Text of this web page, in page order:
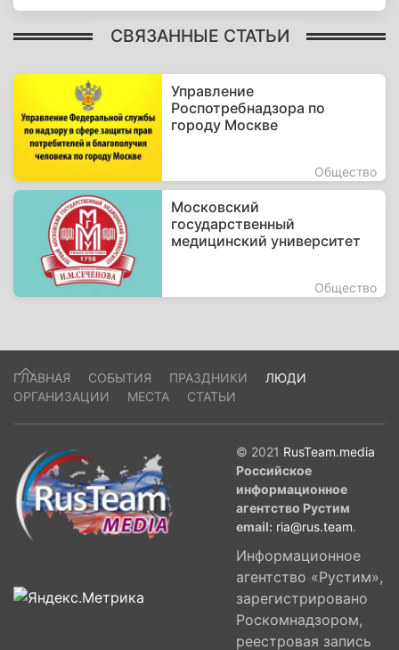
СВЯЗАННЫЕ СТАТЬИ
Управление
Роспотребнадзора по
городу Москве
Общество
Московский
государственный
медицинский университет
Общество
ГЛАВНАЯ СОБЫТИЯ ПРАЗДНИКИ
ЛЮДИ
ОРГАНИЗАЦИИ
МЕСТА СТАТЬИ
© 2021 RusTeam.media
Российское
информационное
агентство Рустим
email: ria@rus.team.
Информационное
агентство «Рустим»,
зарегистрировано
Роскомнадзором,
реестровая запись